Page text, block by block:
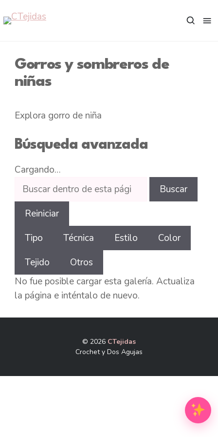
al
Gorros y sombreros de
niñas
Explora gorro de niña
Búsqueda avanzada
Cargando…
Buscar
galería
Buscar
Reiniciar
Tipo
Técnica Estilo
Color
Tejido
Otros
No fue posible cargar esta galería. Actualiza
la página e inténtalo de nuevo.
© 2026 CTejidas
Crochet y Dos Agujas